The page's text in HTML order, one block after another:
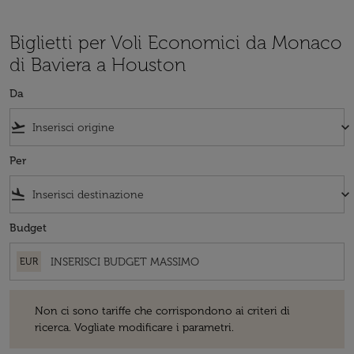
Biglietti per Voli Economici da Monaco
di Baviera a Houston
Da
flight_takeoff keyboard_arrow_down
Per
flight_land keyboard_arrow_down
Budget
EUR
Non ci sono tariffe che corrispondono ai criteri di
ricerca. Vogliate modificare i parametri.